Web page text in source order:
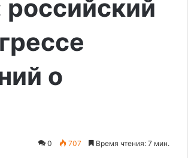
о
0 707 Время чтения: 7 мин.
года
за
денег
террористам
27.05.2026
приговорили к 8,5 года за
отправку денег террористам